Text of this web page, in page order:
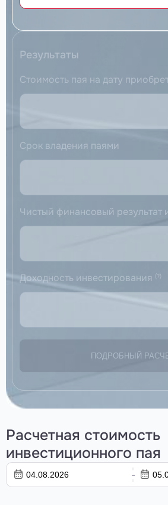
Результаты
Стоимость пая на дату
Срок владения паями
Чистый финансовый результат
Доходность инвестирования (?)
ПОДРОБНЫЙ
Расчетная стоимость
инвестиционного пая